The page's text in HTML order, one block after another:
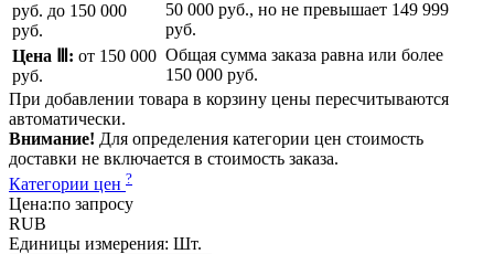
руб. до 150 000
руб.
50 000 руб., но не превышает 149 999
руб.
Цена Ⅲ: от 150 000
руб.
Общая сумма заказа равна или более
150 000 руб.
При добавлении товара в корзину цены пересчитываются
автоматически.
Внимание! Для определения категории цен стоимость
доставки не включается в стоимость заказа.
Категории цен ?
Цена:по запросу
RUB
Единицы измерения: Шт.